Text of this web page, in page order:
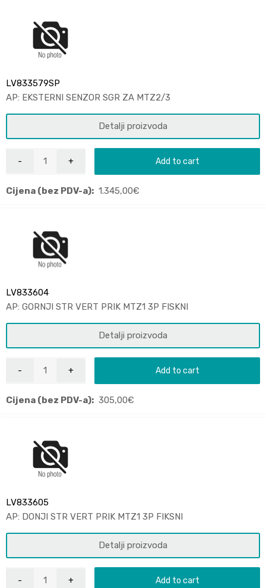
LV833579SP
AP: EKSTERNI SENZOR SGR ZA MTZ2/3
Detalji proizvoda
Add to cart
Cijena (bez PDV-a): 1.345,00€
LV833604
AP: GORNJI STR VERT PRIK MTZ1 3P FISKNI
Detalji proizvoda
Add to cart
Cijena (bez PDV-a): 305,00€
LV833605
AP: DONJI STR VERT PRIK MTZ1 3P FIKSNI
Detalji proizvoda
Add to cart